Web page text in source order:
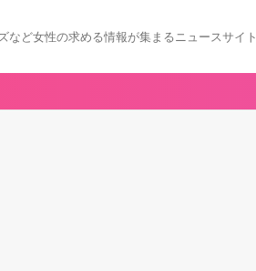
など女性の求める情報が集まるニュースサイト